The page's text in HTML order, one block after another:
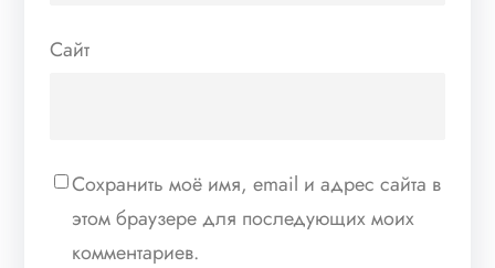
Сайт
Сохранить моё имя, email и адрес сайта в
этом браузере для последующих моих
комментариев.